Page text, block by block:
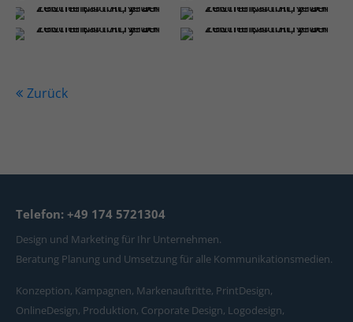
Zurück
Telefon: +49 174 5721304
Design und Marketing für Ihr Unternehmen.
Beratung Planung und Umsetzung für alle Kommunikationsmedien.
Konzeption, Kampagnen, Markenauftritte, PrintDesign,
OnlineDesign, Produktion, Corporate Design, Logodesign,